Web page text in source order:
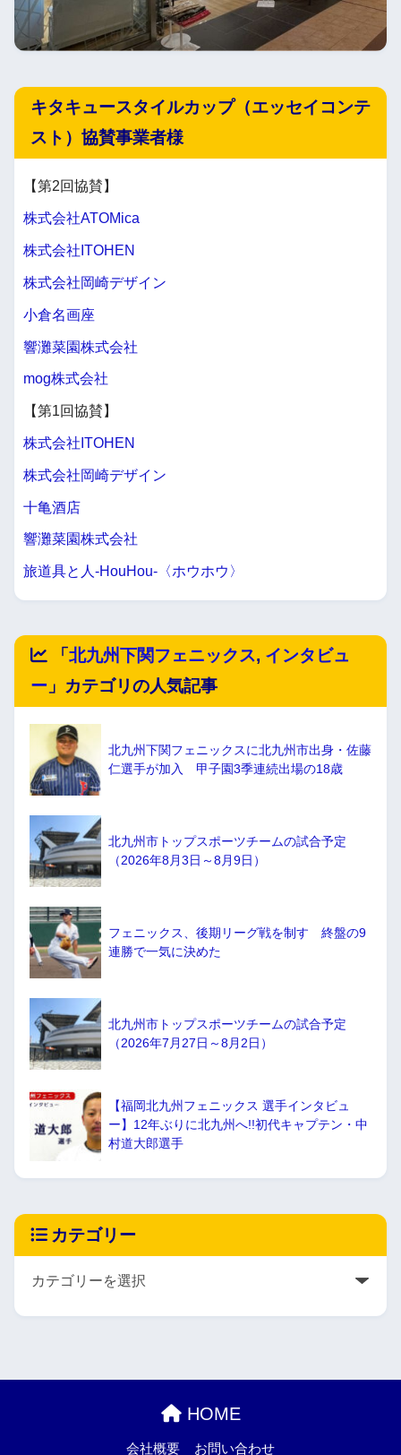
キタキュースタイルカップ（エッセイコンテ
スト）協賛事業者様
【第2回協賛】
株式会社ATOMica
株式会社ITOHEN
株式会社岡崎デザイン
小倉名画座
響灘菜園株式会社
mog株式会社
【第1回協賛】
株式会社ITOHEN
株式会社岡崎デザイン
十亀酒店
響灘菜園株式会社
旅道具と人-HouHou-〈ホウホウ〉
「 北九州下関フェニックス, インタビュ
ー 」カテゴリの人気記事
北九州下関フェニックスに北九州市出身・佐藤
仁選手が加入 甲子園3季連続出場の18歳
北九州市トップスポーツチームの試合予定
（2026年8月3日～8月9日）
フェニックス、後期リーグ戦を制す 終盤の9
連勝で一気に決めた
北九州市トップスポーツチームの試合予定
（2026年7月27日～8月2日）
【福岡北九州フェニックス 選手インタビュ
ー】12年ぶりに北九州へ!!初代キャプテン・中
村道大郎選手
カテゴリー
HOME
会社概要 お問い合わせ